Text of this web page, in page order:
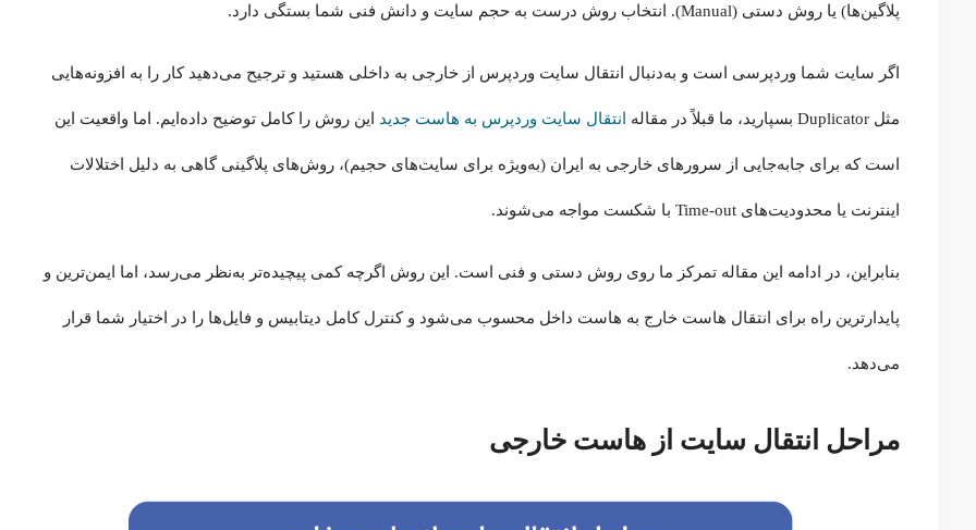
پلاگین‌ها) یا روش دستی (Manual). انتخاب روش درست به حجم سایت و دانش فنی شما بستگی دارد.
اگر سایت شما وردپرسی است و به‌دنبال انتقال سایت وردپرس از خارجی به داخلی هستید و ترجیح می‌دهید کار را به افزونه‌هایی
مثل Duplicator بسپارید، ما قبلاً در مقاله انتقال سایت وردپرس به هاست جدید این روش را کامل توضیح داده‌ایم. اما واقعیت این
است که برای جابه‌جایی از سرورهای خارجی به ایران (به‌ویژه برای سایت‌های حجیم)، روش‌های پلاگینی گاهی به دلیل اختلالات
اینترنت یا محدودیت‌های Time-out با شکست مواجه می‌شوند.
بنابراین، در ادامه این مقاله تمرکز ما روی روش دستی و فنی است. این روش اگرچه کمی پیچیده‌تر به‌نظر می‌رسد، اما ایمن‌ترین و
پایدارترین راه برای انتقال هاست خارج به هاست داخل محسوب می‌شود و کنترل کامل دیتابیس و فایل‌ها را در اختیار شما قرار
می‌دهد.
مراحل انتقال سایت از هاست خارجی